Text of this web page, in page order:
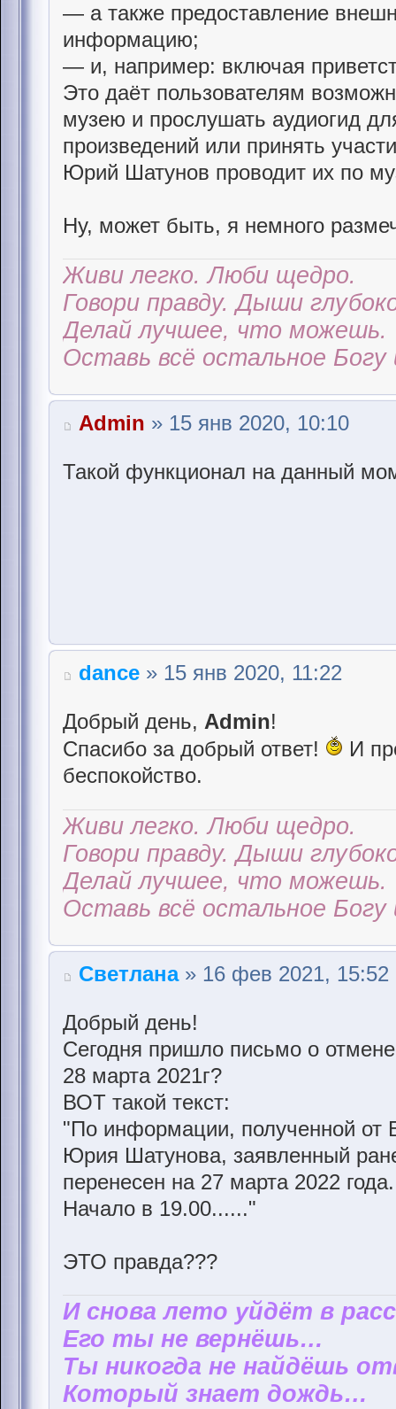
— а также предоставление
информацию;
— и, например: включая
Это даёт пользователям
музею и прослушать аудиогид
произведений или принять
Юрий Шатунов проводит их по
Ну, может быть, я немного
Живи легко. Люби щедро.
Говори правду. Дыши
Делай лучшее, что можешь.
Оставь всё остальное Богу
Admin » 15 янв 2020, 10:10
Такой функционал на данный
dance » 15 янв 2020, 11:22
Добрый день, Admin!
Спасибо за добрый ответ!
И
беспокойство.
Живи легко. Люби щедро.
Говори правду. Дыши
Делай лучшее, что можешь.
Оставь всё остальное Богу
Светлана» 16 фев 2021, 15:52
Добрый день!
Сегодня пришло письмо о
28 марта 2021г?
ВОТ такой текст:
"По информации, полученной от
Юрия Шатунова, заявленный
перенесен на 27 марта 2022 года.
Начало в 19.00......"
ЭТО правда???
И снова лето уйдёт в
Его ты не вернёшь…
Ты никогда не найдёшь
Который знает дождь…